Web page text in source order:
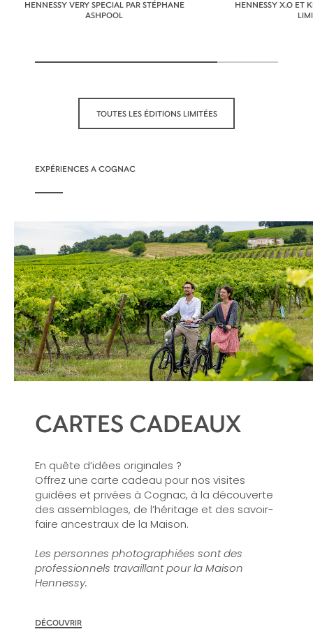
HENNESSY VERY SPECIAL PAR STÉPHANE
ASHPOOL
HENNESSY X.O ET
TOUTES LES ÉDITIONS LIMITÉES
EXPÉRIENCES A COGNAC
CARTES CADEAUX
En quête d’idées originales ?
Offrez une carte cadeau pour nos visites
guidées et privées à Cognac, à la découverte
des assemblages, de l’héritage et des savoir-
faire ancestraux de la Maison.
Les personnes photographiées sont des
professionnels travaillant pour la Maison
Hennessy.
DÉCOUVRIR